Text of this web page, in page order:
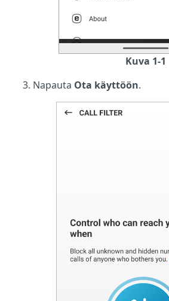
Kuva 1-1
Napauta Ota käyttöön.